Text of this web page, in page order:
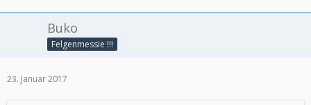
Buko
Felgenmessie !!!
23. Januar 2017